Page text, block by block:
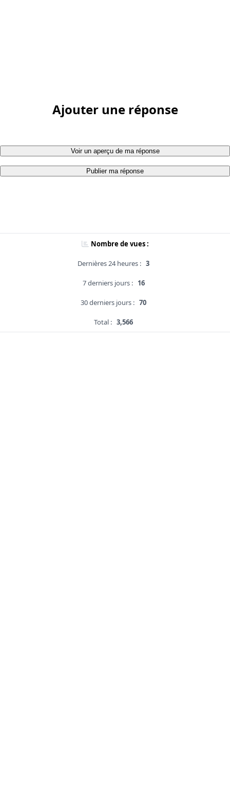
Ajouter une réponse
Voir un aperçu de ma réponse
Publier ma réponse
Nombre de vues :
Dernières 24 heures : 3
7 derniers jours : 16
30 derniers jours : 70
Total : 3,566